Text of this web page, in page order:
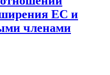
ЕС и
членами